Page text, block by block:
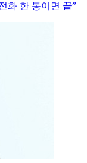
화 한 통이면 끝”